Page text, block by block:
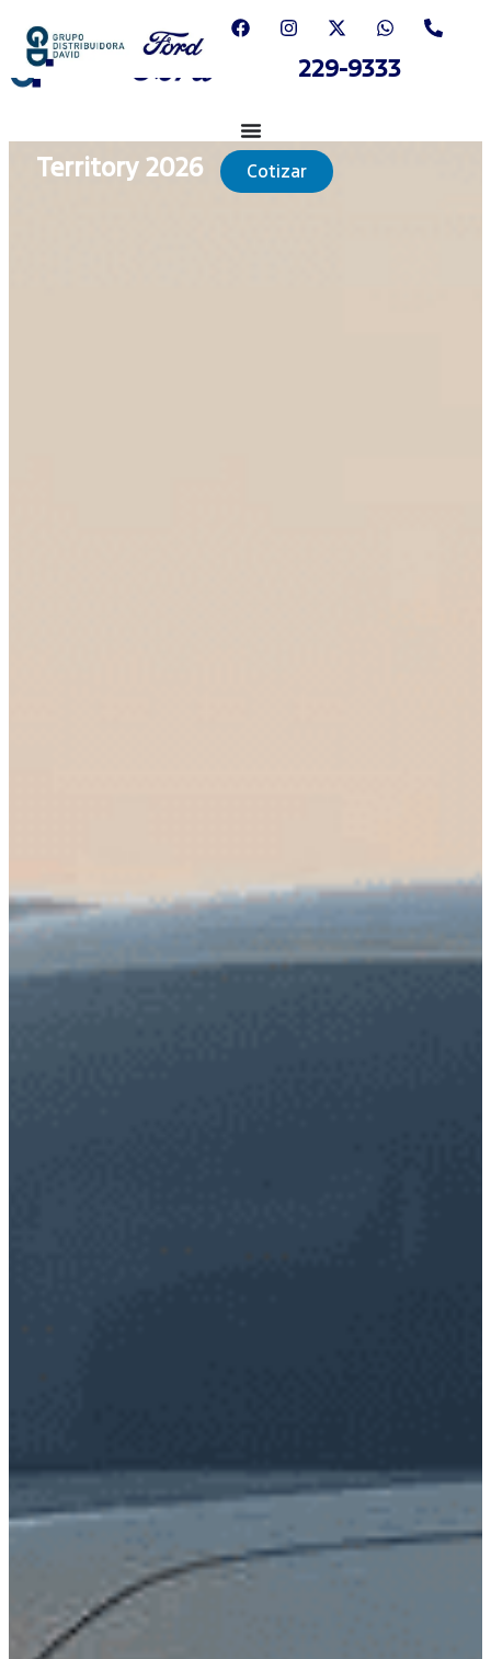
229-9333
Territory 2026 Cotizar